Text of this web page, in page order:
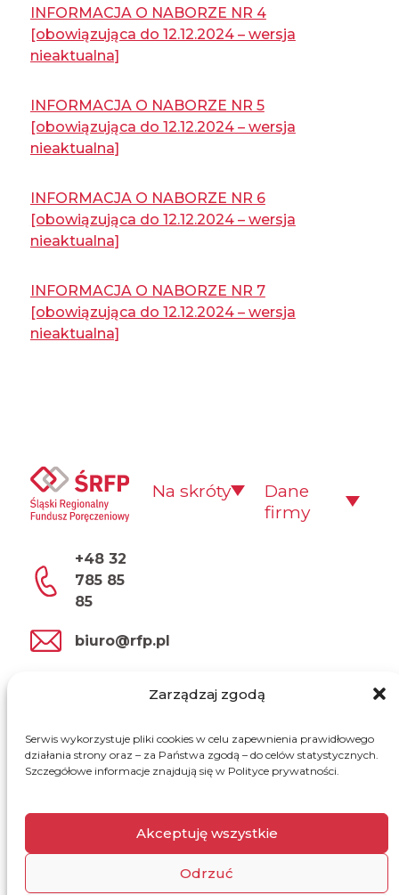
Zarządzaj zgodą
Serwis wykorzystuje pliki cookies w celu zapewnienia prawidłowego
działania strony oraz – za Państwa zgodą – do celów statystycznych.
Szczegółowe informacje znajdują się w Polityce prywatności.
Akceptuję wszystkie
Odrzuć
INFORMACJA O NABORZE NR 4
[obowiązująca do 12.12.2024 – wersja
nieaktualna]
INFORMACJA O NABORZE NR 5
[obowiązująca do 12.12.2024 – wersja
nieaktualna]
INFORMACJA O NABORZE NR 6
[obowiązująca do 12.12.2024 – wersja
nieaktualna]
INFORMACJA O NABORZE NR 7
[obowiązująca do 12.12.2024 – wersja
nieaktualna]
+48 32
785 85
85
biuro@rfp.pl
Na skróty
Dane
firmy
Sp. z o.o.
Polityka prywatności
Polityka plików cookies